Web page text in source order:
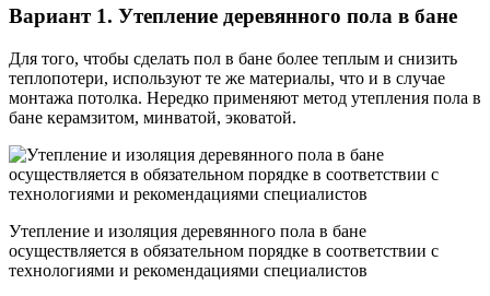
Вариант 1. Утепление деревянного пола в бане
Для того, чтобы сделать пол в бане более теплым и снизить
теплопотери, используют те же материалы, что и в случае
монтажа потолка. Нередко применяют метод утепления пола в
бане керамзитом, минватой, эковатой.
Утепление и изоляция деревянного пола в бане
осуществляется в обязательном порядке в соответствии с
технологиями и рекомендациями специалистов